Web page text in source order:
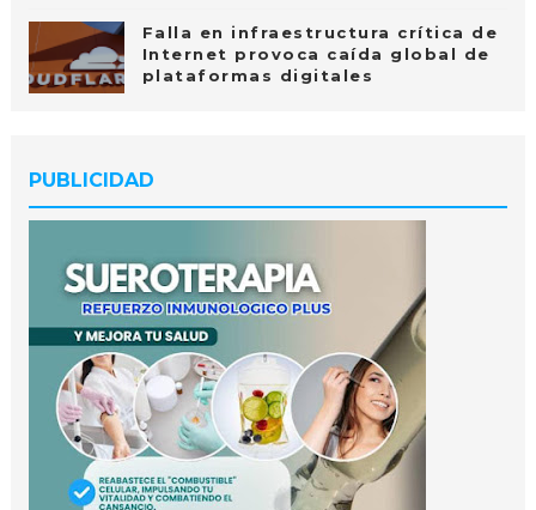
Falla en infraestructura crítica de
Internet provoca caída global de
plataformas digitales
PUBLICIDAD